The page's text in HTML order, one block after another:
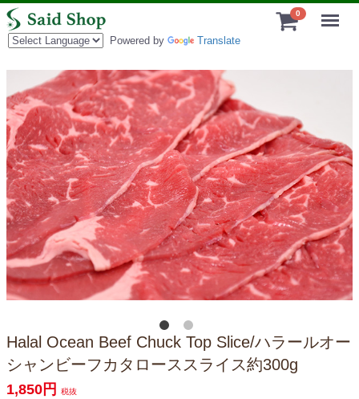
Powered by Translate
0
Halal Ocean Beef Chuck Top Slice/ハラールオー
シャンビーフカタローススライス約300g
1,850円 税抜